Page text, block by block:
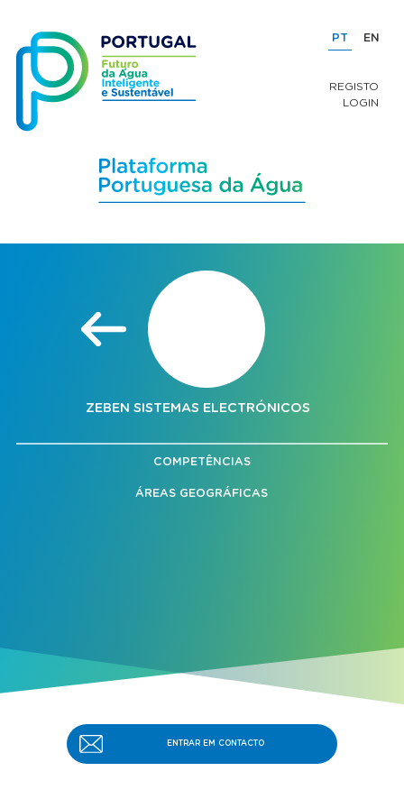
PT EN
REGISTO
LOGIN
ZEBEN SISTEMAS ELECTRÓNICOS
COMPETÊNCIAS
ÁREAS GEOGRÁFICAS
ENTRAR EM CONTACTO